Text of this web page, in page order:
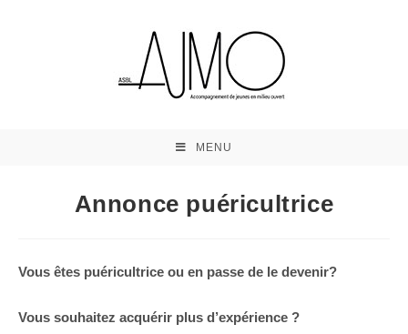
MENU
Annonce puéricultrice
Vous êtes puéricultrice ou en passe de le devenir?
Vous souhaitez acquérir plus d’expérience ?